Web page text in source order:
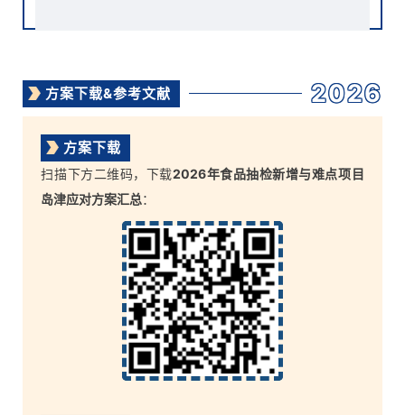
扫描下方二维码，下载2026年食品抽检新增与难点项目
岛津应对方案汇总：
[1] 国家卫生健康委员会 农业农村部 国家市场监督管理总局 公告